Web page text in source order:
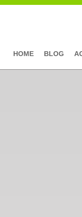
HOME BLOG